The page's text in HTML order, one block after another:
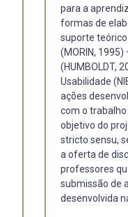
para a
formas de
suporte
(MORIN,
(HUMBOLDT,
Usabilidade
ações
com o
objetivo do
stricto sensu,
a oferta de
professores
submissão de
desenvolvida